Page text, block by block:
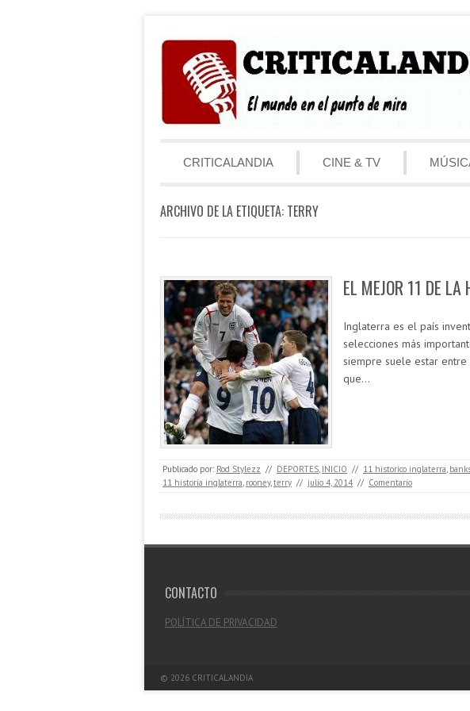
Menú
CRITICALANDIA
CINE & TV
ARCHIVO DE LA ETIQUETA: TERRY
EL MEJOR 11 DE
Inglaterra es el país
selecciones más
siempre suele estar
que…
Publicado por: Rod Stylezz // DEPORTES INICIO // 11 historico inglaterra
11 historia inglaterra rooney, terry // julio 4, 2014 // Comentario
CONTACTO
POLÍTICA DE PRIVACIDAD
© 2026 CRITICALANDIA